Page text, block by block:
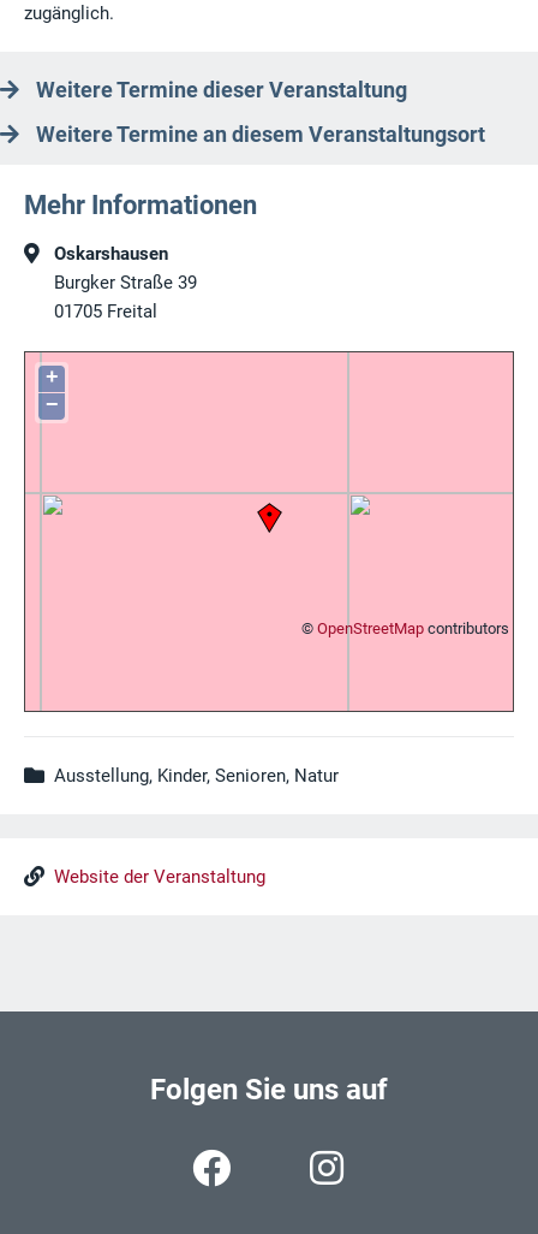
zugänglich.
Weitere Termine dieser Veranstaltung
Weitere Termine an diesem Veranstaltungsort
Mehr Informationen
Oskarshausen
Burgker Straße 39
01705 Freital
+
−
© OpenStreetMap contributors
Ausstellung, Kinder, Senioren, Natur
Website der Veranstaltung
Folgen Sie uns auf